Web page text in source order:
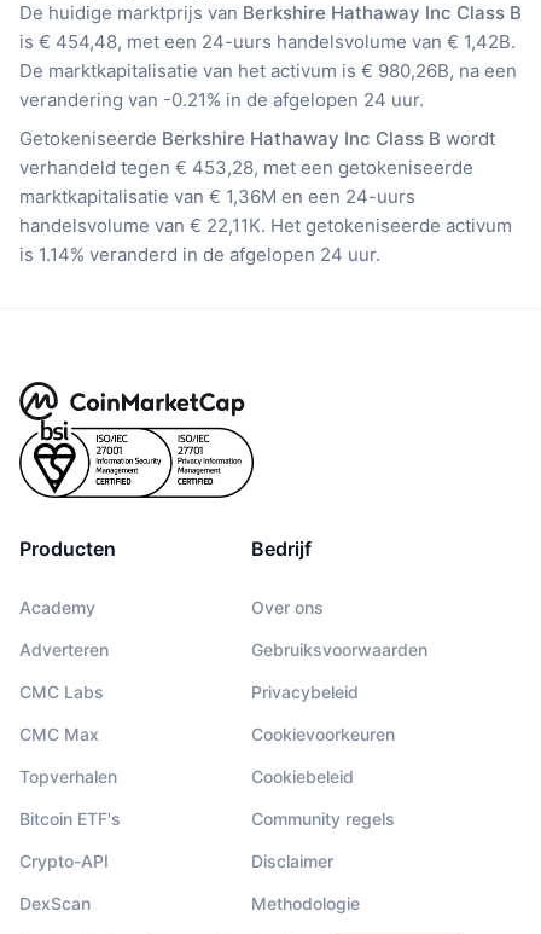
De huidige marktprijs van Berkshire Hathaway Inc Class B
is € 454,48, met een 24-uurs handelsvolume van € 1,42B.
De marktkapitalisatie van het activum is € 980,26B, na een
verandering van -0.21% in de afgelopen 24 uur.
Getokeniseerde Berkshire Hathaway Inc Class B wordt
verhandeld tegen € 453,28, met een getokeniseerde
marktkapitalisatie van € 1,36M en een 24-uurs
handelsvolume van € 22,11K. Het getokeniseerde activum
is 1.14% veranderd in de afgelopen 24 uur.
Producten
Academy
Adverteren
CMC Labs
CMC Max
Topverhalen
Bitcoin ETF's
Crypto-API
DexScan
Bedrijf
Over ons
Gebruiksvoorwaarden
Privacybeleid
Cookievoorkeuren
Cookiebeleid
Community regels
Disclaimer
Methodologie